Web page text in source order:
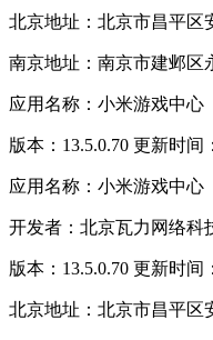
北京地址：北京市昌平区
南京地址：南京市建邺区
应用名称：小米游戏中心
版本：13.5.0.70 更新时间
应用名称：小米游戏中心
开发者：北京瓦力网络科
版本：13.5.0.70 更新时间
北京地址：北京市昌平区